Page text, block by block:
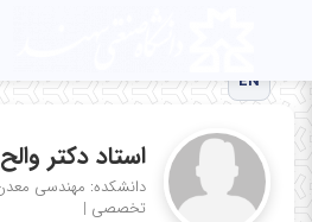
EN
استاد دکتر
دانشکده: مهندسی
تخصصی |